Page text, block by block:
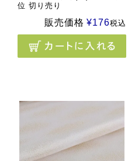
位 切り売り
販売価格 ¥176税込